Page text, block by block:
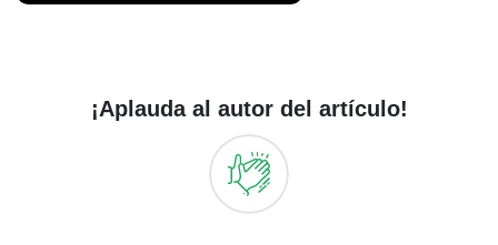
¡Aplauda al autor del artículo!